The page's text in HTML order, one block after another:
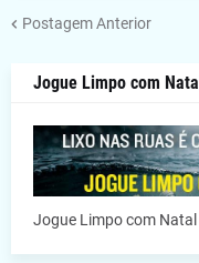
Postagem Anterior
Jogue Limpo com Natal
Jogue Limpo com Natal